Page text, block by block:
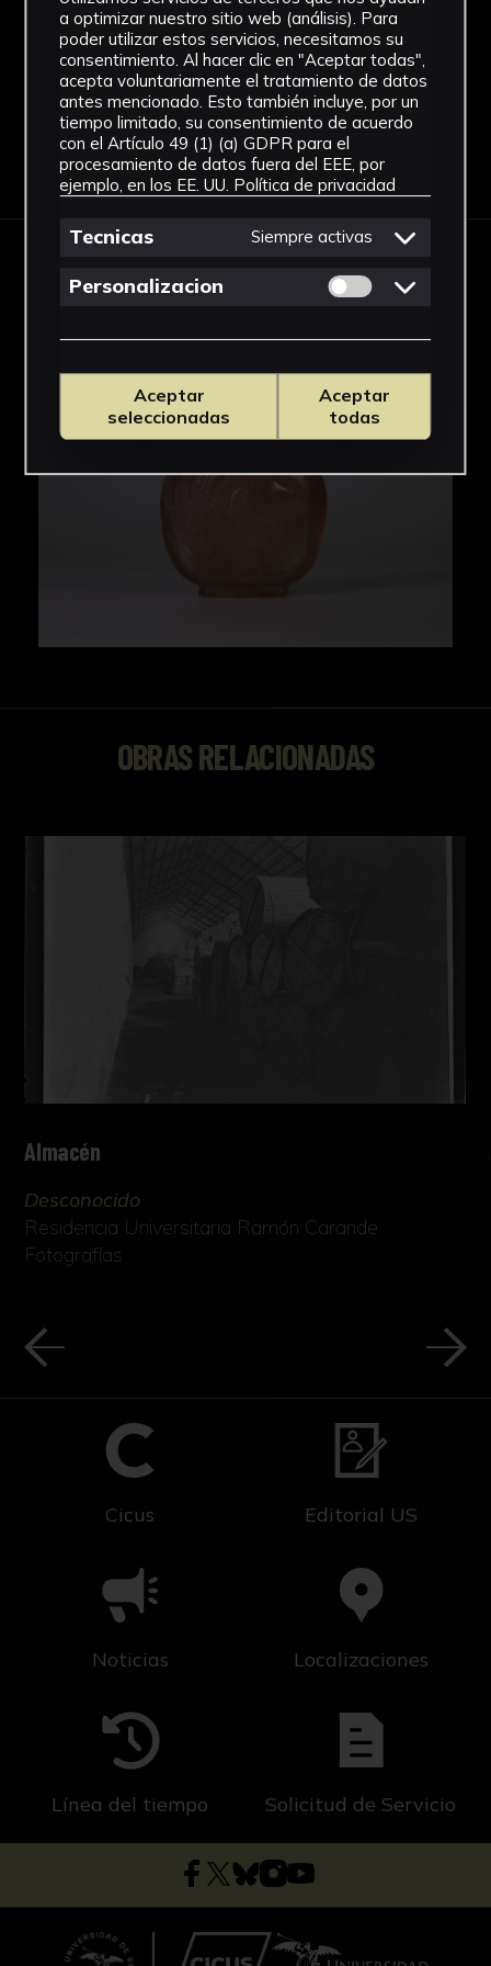
como la virtud, el buen comportamiento, la
inteligencia… y se la considera soberana de
todas las aves. En la filosofía taoísta se
considera uno de los cuatro animales que
representan los puntos cardinales y las
estaciones, siendo el fenghuang el asociado al
Sur, al verano, al fuego, al color rojo y a la flor
de loto. A menudo se le representa como
encarnación de las emperatrices, del mismo
a los emperadores. Por otro lado, es el ser que
a.C.) ya se usaba, a finales del siglo XVII, el
vidrio empezó a ser considerado en china un
material semiprecioso, que a menudo se
utilizaba para imitar otros materiales como el
del material resulta suave y agradable pese a
Estos utensilios, surgidos hacia 1650 y
para llevar el tabaco rapé, nombre tomado en
fumado, como era costumbre en los países
población indígena descubrieron que los indios
fumaban unas hojas envueltas y enrolladas en
planta al viejo continente. Sus primeros usos se
asociaron a la medicina, gracias a las
propiedades expectorantes, estimulantes y
diuréticas que ofrecía este producto. Llegaron
incluso a publicarse textos sobre los beneficios
pasó a ser consumido como producto
placentero, desarrollándose toda una liturgia
el resto de Europa prefirió el tabaco en polvo.
No hay que confundir esta labor con el tabaco
Holanda y Alemania. A diferencia del tabaco
requiere de un proceso distinto para su
selección, elaboración y fermentación.
Sin embargo, la costumbre de aspirar tabaco,
finales del siglo XVII se había convertido en
una verdadera liturgia, normalmente
practicada por los cortesanos y cortesanas. En
1735 se llegó a prohibir su consumo en España,
pues suponía una competencia para la Real
Hacienda, ya que esta contaba con el
monopolio del comercio de tabaco en España.
Esta prohibición continuó hasta finales de
siglo, cuando se permitió la fabricación de rapé
en España; únicamente en Sevilla. No
Vidrio
Ver más
Descargar Ficha
IMÁGENES
OBRAS RELACIONADAS
Almacén
Desconocido
Residencia Universitaria Ramón Carande
Fotografías
Cicus Editorial US
Noticias Localizaciones
Línea del tiempo Solicitud de Servicio
a optimizar nuestro sitio web (análisis). Para
poder utilizar estos servicios, necesitamos su
consentimiento. Al hacer clic en "Aceptar todas",
acepta voluntariamente el tratamiento de datos
antes mencionado. Esto también incluye, por un
tiempo limitado, su consentimiento de acuerdo
con el Artículo 49 (1) (a) GDPR para el
procesamiento de datos fuera del EEE, por
ejemplo, en los EE. UU. Política de privacidad
Tecnicas Siempre activas
Personalizacion Permitir cookies
Aceptar
seleccionadas
Aceptar
todas